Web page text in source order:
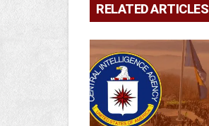
RELATED ARTICLES